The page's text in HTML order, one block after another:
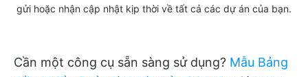
gửi hoặc nhận cập nhật kịp thời về tất cả các dự án của bạn.
Cần một công cụ sẵn sàng sử dụng? Mẫu Bảng